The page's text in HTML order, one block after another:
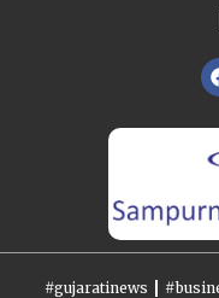
#gujaratinews